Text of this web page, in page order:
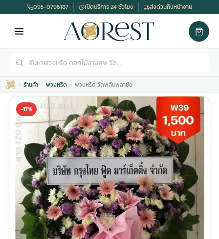
ดอกไม้หน้าศพ
ดอกไม้จัดงานศพ
จัดดอกไม้หน้าศพ
พวงหรีด กรุงเทพ
พวงหรีดราคา
สั่งพวงหรีด
น้าเมรุ
มรุสีขาว
ไม้งานแต่ง
ไม้งานแต่ง ราคา
ไม้งานแต่ง ราคาถูก
พวงหรีดพัดลม
พวงหรีดพัดลม ราคา
พวงหรีดพัดลม ราคาถูก
รับจัดงานศพ
รับจัดงานศพ ราคา
รับจัดงานศพ ครบวงจร
095-0796187 เปิดบริการ 24 ชั่วโมง ส่งด่วนถึงหน้างาน
ร้านค้า พวงหรีด พวงหรีด วัดพลับพลาชัย
-17%